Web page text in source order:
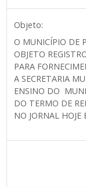
Objeto:
O MUNICÍPIO DE
OBJETO
PARA
A SECRETARIA
ENSINO DO
DO TERMO DE
NO JORNAL